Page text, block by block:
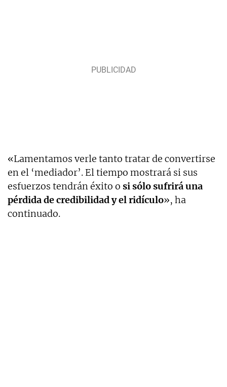
«Lamentamos verle tanto tratar de convertirse
en el ‘mediador’. El tiempo mostrará si sus
esfuerzos tendrán éxito o si sólo sufrirá una
pérdida de credibilidad y el ridículo», ha
continuado.